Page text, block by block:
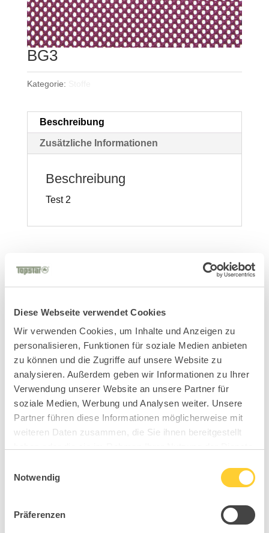
Diese Webseite verwendet Cookies
Wir verwenden Cookies, um Inhalte und Anzeigen zu
personalisieren, Funktionen für soziale Medien anbieten
zu können und die Zugriffe auf unsere Website zu
analysieren. Außerdem geben wir Informationen zu Ihrer
Verwendung unserer Website an unsere Partner für
soziale Medien, Werbung und Analysen weiter. Unsere
Partner führen diese Informationen möglicherweise mit
weiteren Daten zusammen, die Sie ihnen bereitgestellt
Notwendig
Präferenzen
BG3
Kategorie:
Beschreibung
Zusätzliche Informationen
Beschreibung
Test 2
Suchen
Salone del Mobile Milano 2026
TDR – Tag der Rückengesundheit 2026
Ambiente 2026 Entdecken Sie die Kraft von SIT,
MOVE, IMPROVE®
Keine Kommentare vorhanden.